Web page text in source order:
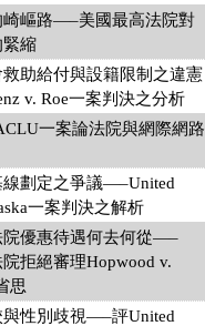
崎嶇路—–美國最高法院對
縮
助給付與設籍限制之違憲
v. Roe一案判決之分析
一案論法院與網際網路
線劃定之爭議—–United
一案判決之解析
院優惠待遇何去何從—–
拒絕審理Hopwood v.
思
與性別歧視—–評United